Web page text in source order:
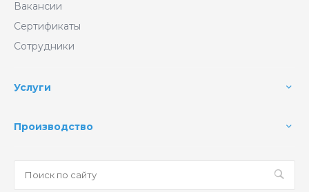
Вакансии
Сертификаты
Сотрудники
Услуги
Производство